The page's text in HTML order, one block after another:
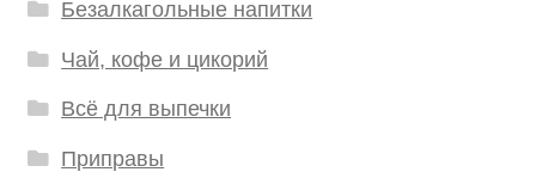
Безалкагольные напитки
Чай, кофе и цикорий
Всё для выпечки
Приправы